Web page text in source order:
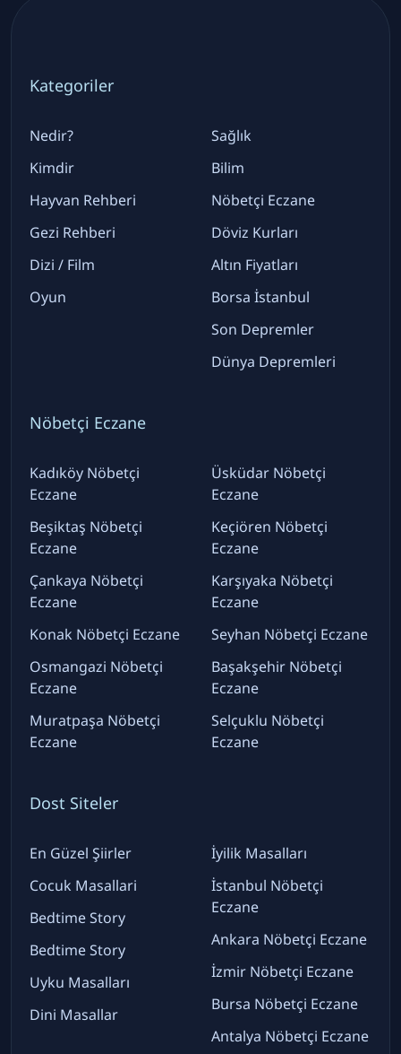
Kategoriler
Nedir?
Kimdir
Hayvan Rehberi
Gezi Rehberi
Dizi / Film
Oyun
Sağlık
Bilim
Nöbetçi Eczane
Döviz Kurları
Altın Fiyatları
Borsa İstanbul
Son Depremler
Dünya Depremleri
Nöbetçi Eczane
Kadıköy Nöbetçi
Eczane
Beşiktaş Nöbetçi
Eczane
Çankaya Nöbetçi
Eczane
Konak Nöbetçi Eczane
Osmangazi Nöbetçi
Eczane
Muratpaşa Nöbetçi
Eczane
Üsküdar Nöbetçi
Eczane
Keçiören Nöbetçi
Eczane
Karşıyaka Nöbetçi
Eczane
Seyhan Nöbetçi Eczane
Başakşehir Nöbetçi
Eczane
Selçuklu Nöbetçi
Eczane
Dost Siteler
En Güzel Şiirler
Cocuk Masallari
Bedtime Story
Bedtime Story
Uyku Masalları
Dini Masallar
İyilik Masalları
İstanbul Nöbetçi
Eczane
Ankara Nöbetçi Eczane
İzmir Nöbetçi Eczane
Bursa Nöbetçi Eczane
Antalya Nöbetçi Eczane